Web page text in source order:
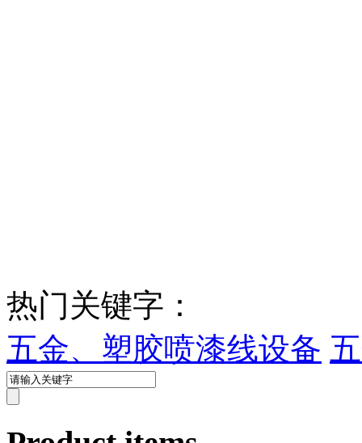
热门关键字：
五金、塑胶喷漆线设备